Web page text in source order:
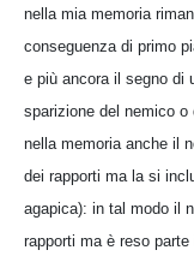
nella mia memoria
conseguenza di primo
e più ancora il segno di
sparizione del nemico o
nella memoria anche il
dei rapporti ma la si
agapica): in tal modo il
rapporti ma è reso parte